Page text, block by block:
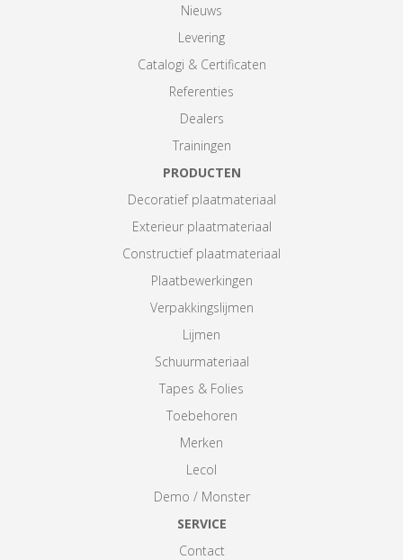
Nieuws
Levering
Catalogi & Certificaten
Referenties
Dealers
Trainingen
PRODUCTEN
Decoratief plaatmateriaal
Exterieur plaatmateriaal
Constructief plaatmateriaal
Plaatbewerkingen
Verpakkingslijmen
Lijmen
Schuurmateriaal
Tapes & Folies
Toebehoren
Merken
Lecol
Demo / Monster
SERVICE
Contact